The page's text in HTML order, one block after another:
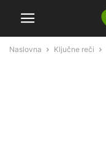
Naslovna Ključne reči